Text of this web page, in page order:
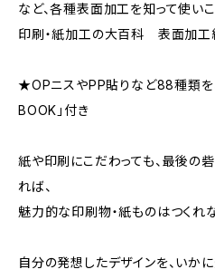
など、各種表面加工を知って使いこ
印刷・紙加工の大百科 表面加工
★OPニスやPP貼りなど88種類を
BOOK」付き
紙や印刷にこだわっても、最後の
れば、
魅力的な印刷物・紙ものはつくれ
自分の発想したデザインを、いか